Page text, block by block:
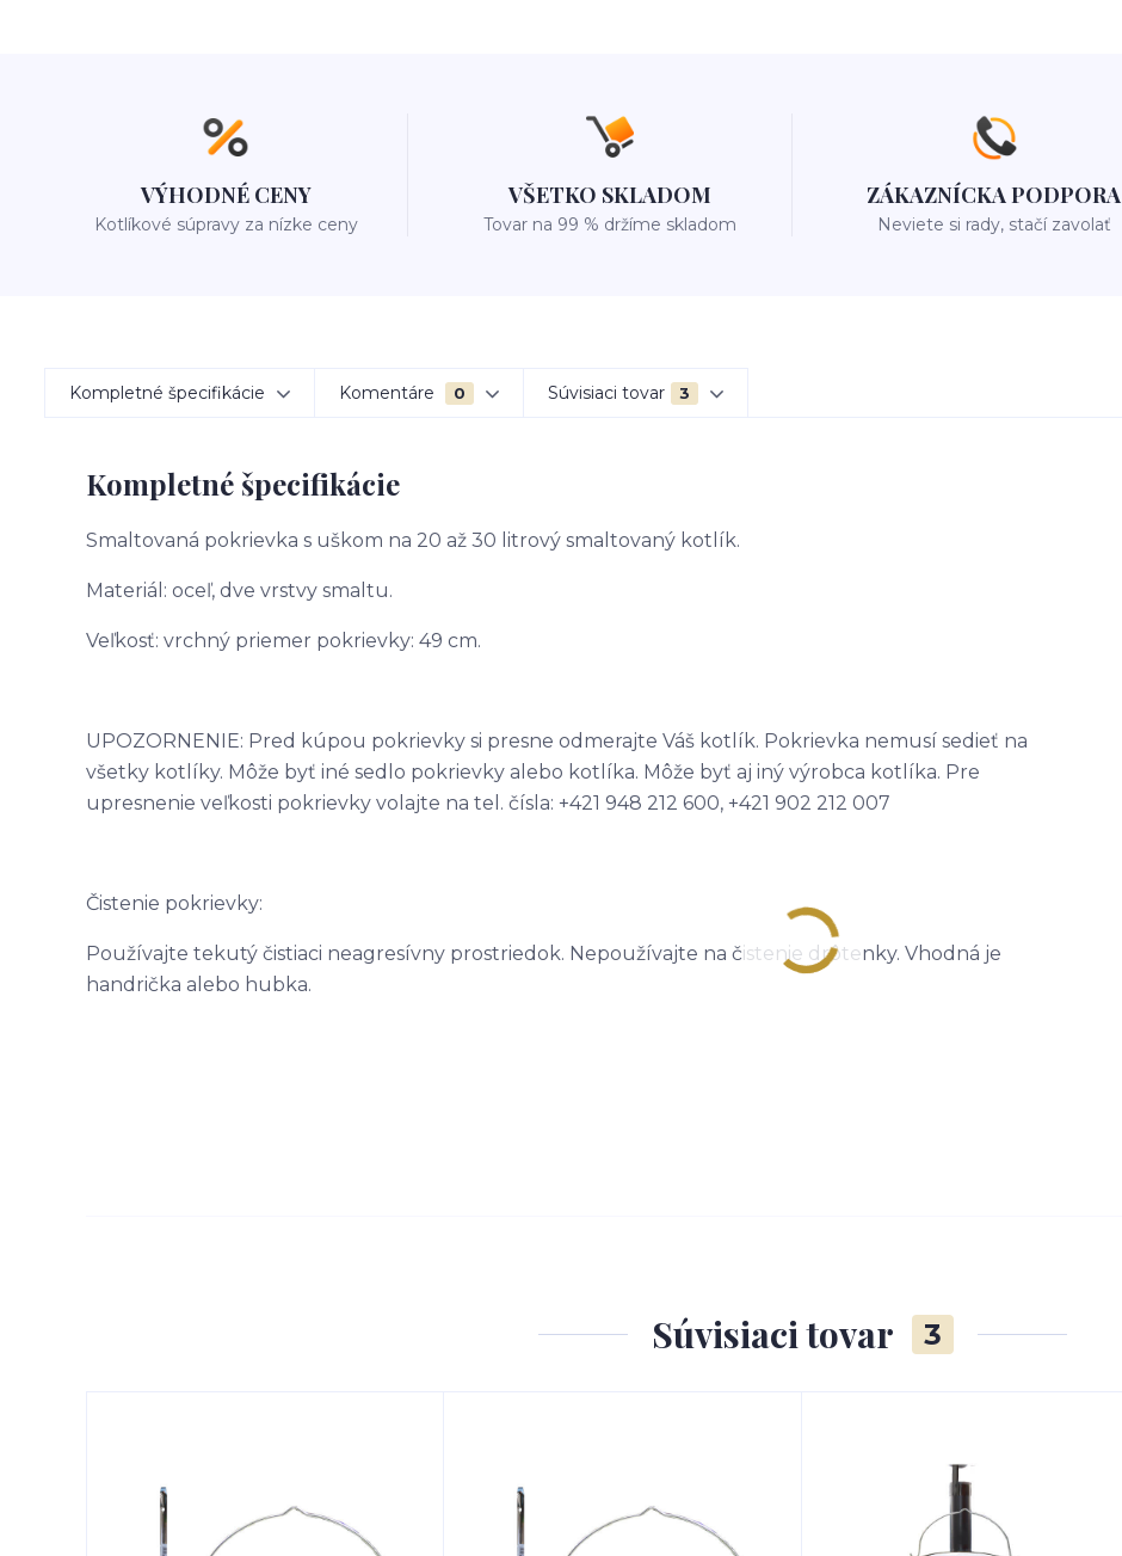
VÝHODNÉ CENY
Kotlíkové súpravy za nízke ceny
VŠETKO SKLADOM
Tovar na 99 % držíme skladom
ZÁKAZNÍCKA PODPORA
Neviete si rady, stačí zavolať
Kompletné špecifikácie Komentáre 0 Súvisiaci tovar 3
Kompletné špecifikácie
Smaltovaná pokrievka s uškom na 20 až 30 litrový smaltovaný kotlík.
Materiál: oceľ, dve vrstvy smaltu.
Veľkosť: vrchný priemer pokrievky: 49 cm.
UPOZORNENIE: Pred kúpou pokrievky si presne odmerajte Váš kotlík. Pokrievka nemusí sedieť na
všetky kotlíky. Môže byť iné sedlo pokrievky alebo kotlíka. Môže byť aj iný výrobca kotlíka. Pre
upresnenie veľkosti pokrievky volajte na tel. čísla: +421 948 212 600, +421 902 212 007
Čistenie pokrievky:
Používajte tekutý čistiaci neagresívny prostriedok. Nepoužívajte na čistenie drôtenky. Vhodná je
handrička alebo hubka.
Súvisiaci tovar 3